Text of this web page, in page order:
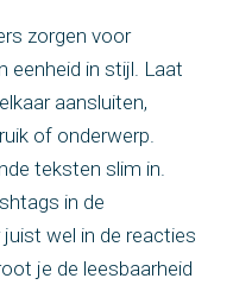
zorgen voor
eenheid in stijl. Laat
aansluiten,
of onderwerp.
teksten slim in.
in de
wel in de reacties
je de leesbaarheid